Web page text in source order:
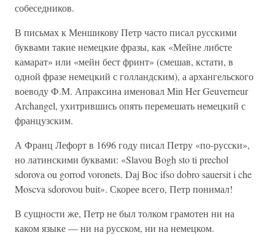
собеседников.
В письмах к Меншикову Петр часто писал русскими
буквами такие немецкие фразы, как «Мейне либсте
камарат» или «мейн бест фринт» (смешав, кстати, в
одной фразе немецкий с голландским), а архангельского
воеводу Ф.М. Апраксина именовал Min Her Geuverneur
Archangel, ухитрившись опять перемешать немецкий с
французским.
А Франц Лефорт в 1696 году писал Петру «по-русски»,
но латинскими буквами: «Slavou Bogh sto ti prechol
sdorova ou gorrod voronets. Daj Boc ifso dobro sauersit i che
Moscva sdorovou buit». Скорее всего, Петр понимал!
В сущности же, Петр не был толком грамотен ни на
каком языке — ни на русском, ни на немецком.